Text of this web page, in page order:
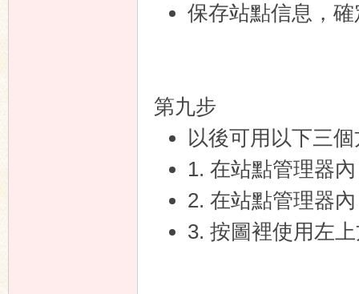
保存站點信息，
第九步
以後可用以下三
1. 在站點管理器
2. 在站點管理器
3. 按圖裡使用左